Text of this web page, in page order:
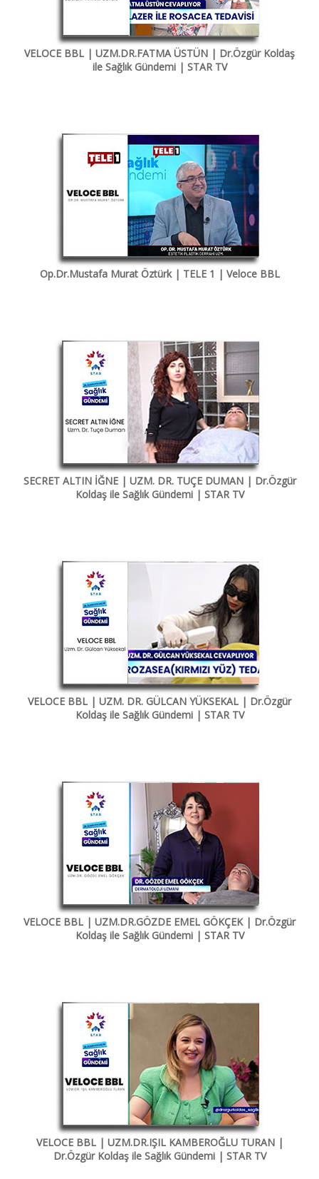
VELOCE BBL | UZM.DR.FATMA ÜSTÜN | Dr.Özgür Koldaş
ile Sağlık Gündemi | STAR TV
Op.Dr.Mustafa Murat Öztürk | TELE 1 | Veloce BBL
SECRET ALTIN İĞNE | UZM. DR. TUÇE DUMAN | Dr.Özgür
Koldaş ile Sağlık Gündemi | STAR TV
VELOCE BBL | UZM. DR. GÜLCAN YÜKSEKAL | Dr.Özgür
Koldaş ile Sağlık Gündemi | STAR TV
VELOCE BBL | UZM.DR.GÖZDE EMEL GÖKÇEK | Dr.Özgür
Koldaş ile Sağlık Gündemi | STAR TV
VELOCE BBL | UZM.DR.IŞIL KAMBEROĞLU TURAN |
Dr.Özgür Koldaş ile Sağlık Gündemi | STAR TV